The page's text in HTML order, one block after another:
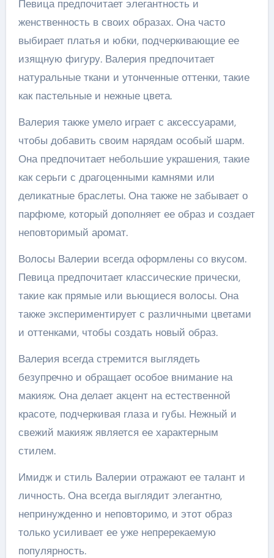
Певица предпочитает элегантность и
женственность в своих образах. Она часто
выбирает платья и юбки, подчеркивающие ее
изящную фигуру. Валерия предпочитает
натуральные ткани и утонченные оттенки, такие
как пастельные и нежные цвета.
Валерия также умело играет с аксессуарами,
чтобы добавить своим нарядам особый шарм.
Она предпочитает небольшие украшения, такие
как серьги с драгоценными камнями или
деликатные браслеты. Она также не забывает о
парфюме, который дополняет ее образ и создает
неповторимый аромат.
Волосы Валерии всегда оформлены со вкусом.
Певица предпочитает классические прически,
такие как прямые или вьющиеся волосы. Она
также экспериментирует с различными цветами
и оттенками, чтобы создать новый образ.
Валерия всегда стремится выглядеть
безупречно и обращает особое внимание на
макияж. Она делает акцент на естественной
красоте, подчеркивая глаза и губы. Нежный и
свежий макияж является ее характерным
стилем.
Имидж и стиль Валерии отражают ее талант и
личность. Она всегда выглядит элегантно,
непринужденно и неповторимо, и этот образ
только усиливает ее уже непререкаемую
популярность.